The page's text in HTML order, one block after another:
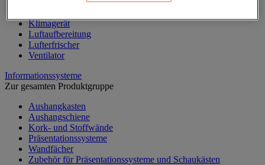
Klimagerät
Luftaufbereitung
Lufterfrischer
Ventilator
Informationssysteme
Zur gesamten Produktgruppe
Aushangkasten
Aushangschiene
Kork- und Stoffwände
Präsentationssysteme
Wandfächer
Zubehör für Präsentationssysteme und Schaukästen